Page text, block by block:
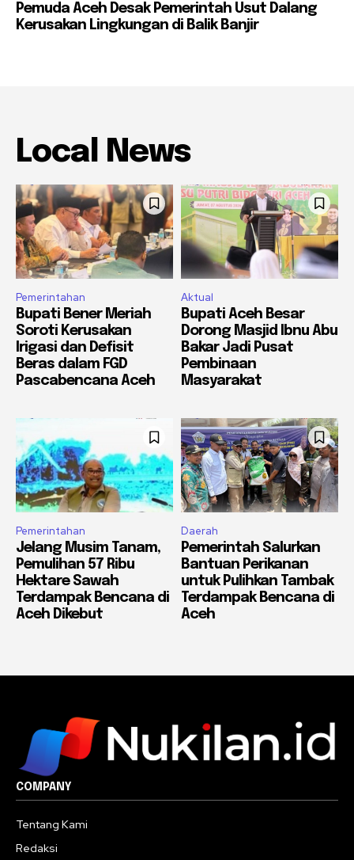
Pemuda Aceh Desak Pemerintah Usut Dalang
Kerusakan Lingkungan di Balik Banjir
Local News
Pemerintahan
Bupati Bener Meriah
Soroti Kerusakan
Irigasi dan Defisit
Beras dalam FGD
Pascabencana Aceh
Aktual
Bupati Aceh Besar
Dorong Masjid Ibnu Abu
Bakar Jadi Pusat
Pembinaan
Masyarakat
Pemerintahan
Jelang Musim Tanam,
Pemulihan 57 Ribu
Hektare Sawah
Terdampak Bencana di
Aceh Dikebut
Daerah
Pemerintah Salurkan
Bantuan Perikanan
untuk Pulihkan Tambak
Terdampak Bencana di
Aceh
COMPANY
Tentang Kami
Redaksi